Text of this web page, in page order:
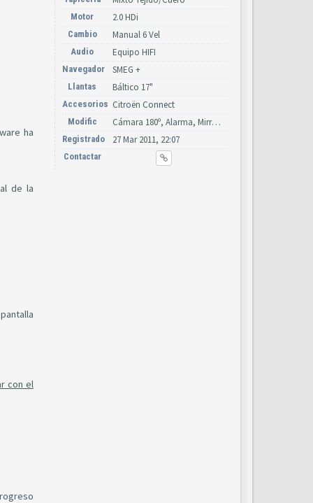
ha
de la
con el
Motor 2.0 HDi
Cambio Manual 6 Vel
Audio Equipo HIFI
Navegador SMEG +
Llantas Báltico 17"
Accesorios Citroën Connect
Modific Cámara 180º, Alarma, Mirror Screen, Bi-Xenón + LED
Registrado 27 Mar 2011, 22:07
Contactar